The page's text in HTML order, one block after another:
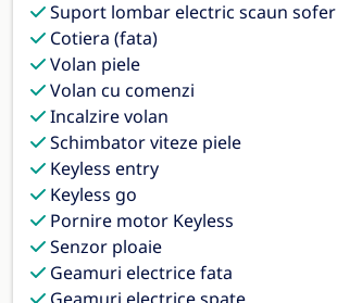
Suport lombar electric scaun sofer
Cotiera (fata)
Volan piele
Volan cu comenzi
Incalzire volan
Schimbator viteze piele
Keyless entry
Keyless go
Pornire motor Keyless
Senzor ploaie
Geamuri electrice fata